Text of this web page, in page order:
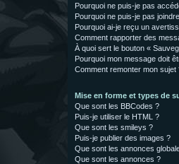
Pourquoi ne puis-je pas
Pourquoi ne puis-je pas
Pourquoi ai-je reçu un
Comment rapporter des
À quoi sert le bouton «
Pourquoi mon message doit
Comment remonter mon sujet
Mise en forme et types de
Que sont les BBCodes ?
Puis-je utiliser le HTML ?
Que sont les smileys ?
Puis-je publier des images ?
Que sont les annonces
Que sont les annonces ?